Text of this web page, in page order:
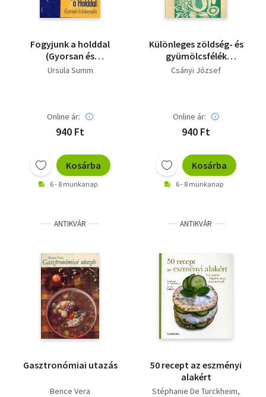
Fogyjunk a holddal
(Gyorsan és
könnyedén)
Ursula Summ
Online ár:
940 Ft
Kosárba
6 - 8 munkanap
Különleges zöldség- és
gyümölcsfélék
vendéglátóipari
Csányi József
Online ár:
940 Ft
Kosárba
6 - 8 munkanap
ANTIKVÁR
Gasztronómiai utazás
Bence Vera
ANTIKVÁR
50 recept az eszményi
alakért
Stéphanie De Turckheim